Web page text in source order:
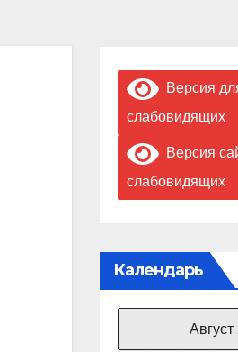
Версия
слабовидящих
Версия
слабовидящих
Календарь
Август